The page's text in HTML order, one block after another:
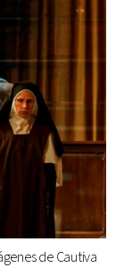
de Cautiva